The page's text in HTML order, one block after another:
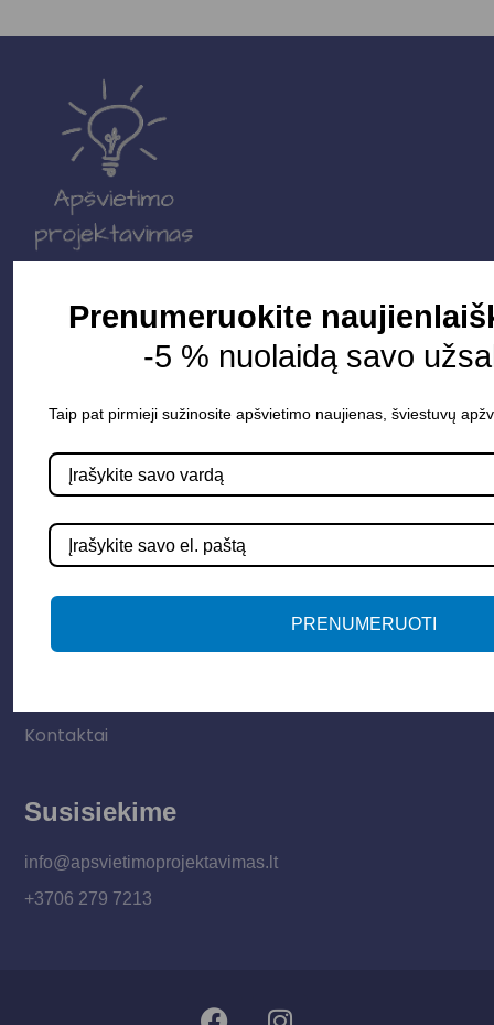
Parduotuvė
Apšvietimo sistemos
Lauko šviestuvai
LED juostos
Vidaus apšvietimas
Informacija
Kontaktai
Susisiekime
info@apsvietimoprojektavimas.lt
+3706 279 7213
Prenumeruokite
-5 % nuolaidą savo
Taip pat pirmieji sužinosite apšvietimo naujienas, šviestuvų
PRENUMERUOTI